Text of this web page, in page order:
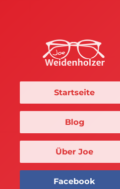
Startseite
Blog
Über Joe
Facebook